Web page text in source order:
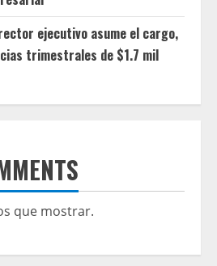
ejecutivo asume el cargo,
trimestrales de $1.7 mil
que mostrar.